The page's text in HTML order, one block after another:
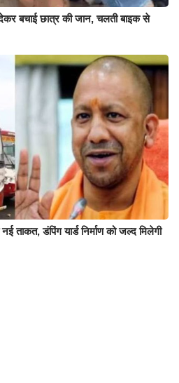
बचाई छात्र की जान, चलती बाइक से
ताकत, डंपिंग यार्ड निर्माण को जल्द मिलेगी